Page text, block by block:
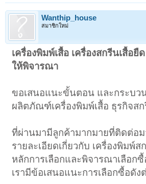
Wanthip_house
สมาชิกใหม่
เครื่องพิมพ์เสื้อ เครื่องสกรีนเสื้อยื
ให้พิจารณา
ขอเสนอแนะขั้นตอน และกระบว
ผลิตภัณฑ์เครื่องพิมพ์เสื้อ ธุรกิจสก
ที่ผ่านมามีลูกค้ามากมายที่ติดต่อม
รายละเอียดเกี่ยวกับ เครื่องพิมพ์
หลักการเลือกและพิจารณาเลือ
เรามีข้อเสนอแนะการเลือกซื้อดัง